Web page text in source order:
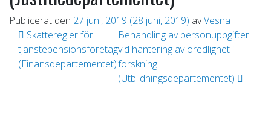
Publicerat den 27 juni, 2019 (28 juni, 2019) avVesna
Inläggsnavigering
Skatteregler för
tjänstepensionsföretag
(Finansdepartementet)
Behandling av personuppgifter
vid hantering av oredlighet i
forskning
(Utbildningsdepartementet)